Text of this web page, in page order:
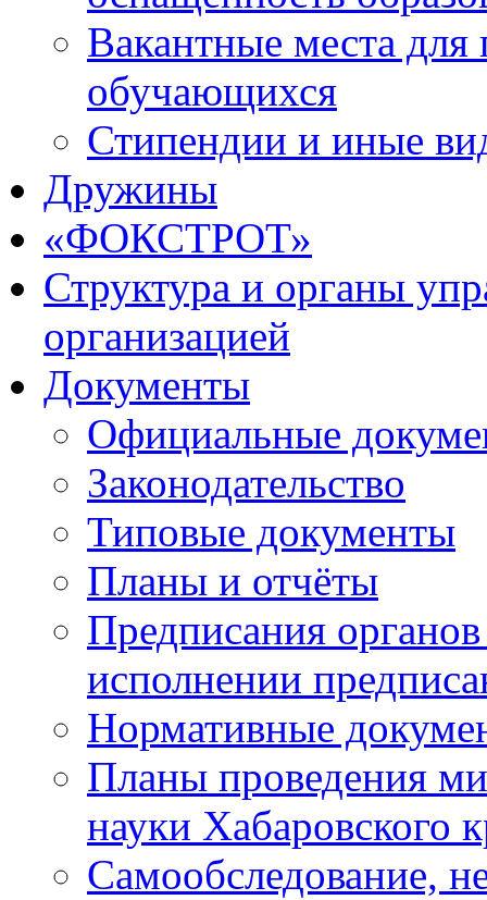
Вакантные места для
обучающихся
Стипендии и иные
Дружины
«ФОКСТРОТ»
Структура и органы
организацией
Документы
Официальные
Законодательство
Типовые документы
Планы и отчёты
Предписания
исполнении
Нормативные
Планы проведения
науки Хабаровского
Самообследование,